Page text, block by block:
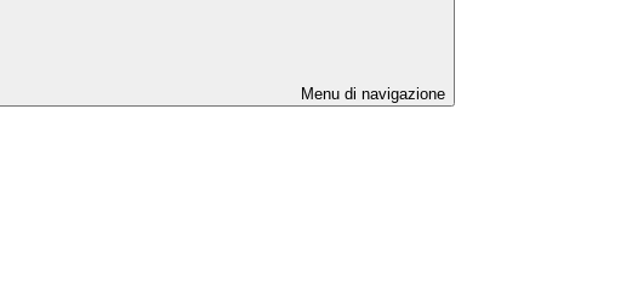
Menu di navigazione